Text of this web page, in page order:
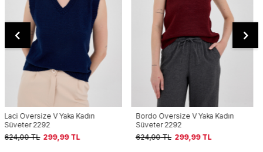
Bordo Oversize V Yaka Kadın
Süveter 2292
624,00TL 299,99TL
Antrasit Oversize V Yaka Kadın
Süveter 2292
624,00TL 299,99TL